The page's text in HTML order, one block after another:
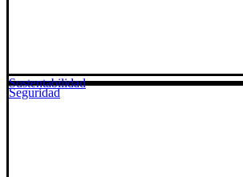
Seguridad
Sustentabilidad